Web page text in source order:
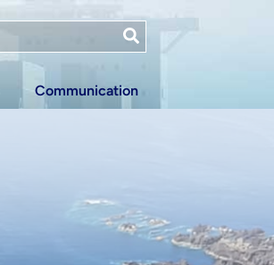
Communication